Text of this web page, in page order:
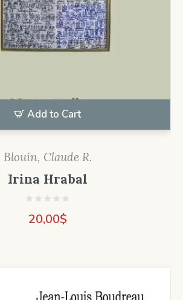
Add to Cart
Blouin, Claude R.
Irina Hrabal
20,00$